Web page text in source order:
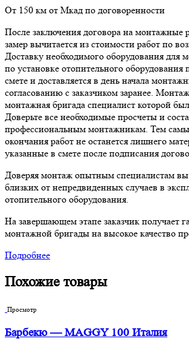
От 150 км от Мкад по договоренности
После заключения договора на монтажные
замер вычитается из стоимости работ по
Доставку необходимого оборудования для
по установке отопительного оборудования
смете и доставляется в день начала
согласованию с заказчиком заранее.
монтажная бригада специалист которой
Доверьте все необходимые просчеты и
профессиональным монтажникам. Тем
окончания работ не останется лишнего
указанные в смете после подписания
Доверяя монтаж опытным специалистам вы
близких от непредвиденных случаев в
отопительного оборудования.
На завершающем этапе заказчик получает
монтажной бригады на высокое качество
Подробнее
Похожие товары
Просмотр
Барбекю — MAGGY 100 Италия